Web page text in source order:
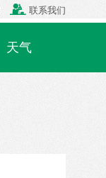
 联系我们
天气